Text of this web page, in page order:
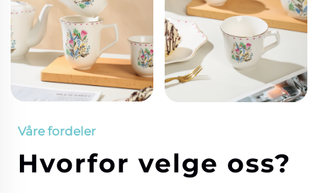
Våre fordeler
Hvorfor velge oss?